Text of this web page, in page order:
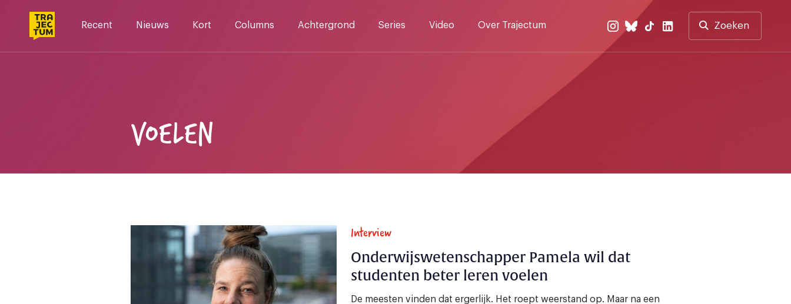
Recent Nieuws Kort Columns Achtergrond Series Video Over Trajectum Zoeken
VOELEN
Interview
Onderwijswetenschapper Pamela wil dat
studenten beter leren voelen
De meesten vinden dat ergerlijk. Het roept weerstand op. Maar na een